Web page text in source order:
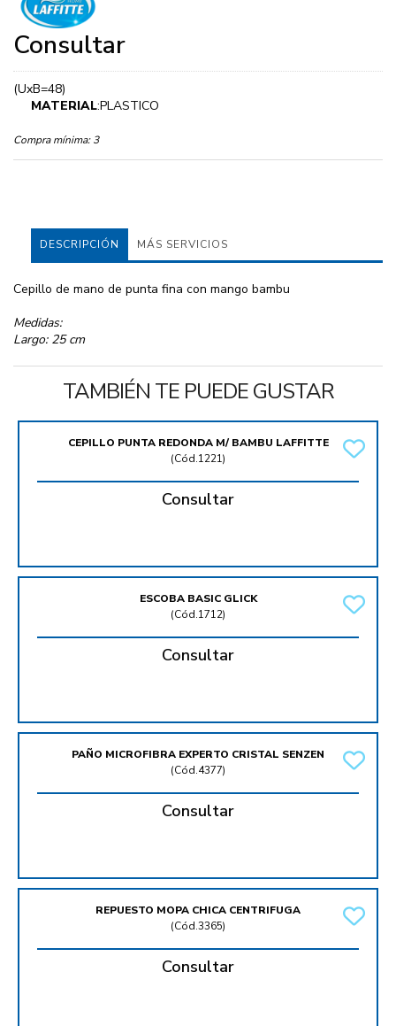
Consultar
(UxB=48)
MATERIAL:PLASTICO
Compra mínima: 3
DESCRIPCIÓN MÁS SERVICIOS
Cepillo de mano de punta fina con mango bambu
Medidas:
Largo: 25 cm
TAMBIÉN TE PUEDE GUSTAR
CEPILLO PUNTA REDONDA M/ BAMBU LAFFITTE
(Cód.1221)
Consultar
ESCOBA BASIC GLICK
(Cód.1712)
Consultar
PAÑO MICROFIBRA EXPERTO CRISTAL SENZEN
(Cód.4377)
Consultar
REPUESTO MOPA CHICA CENTRIFUGA
(Cód.3365)
Consultar